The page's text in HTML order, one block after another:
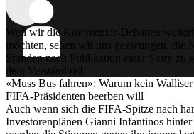
Weil wir die Kommentar-Debatten
möchten, sehen wir uns gezwungen, die
Stunden nach Publikation einer Story zu
dein Verständnis!
«Muss Bus fahren»: Warum kein
FIFA-Präsidenten beerben will
Auch wenn sich die FIFA-Spitze nach
Investorenplänen Gianni Infantinos hinter